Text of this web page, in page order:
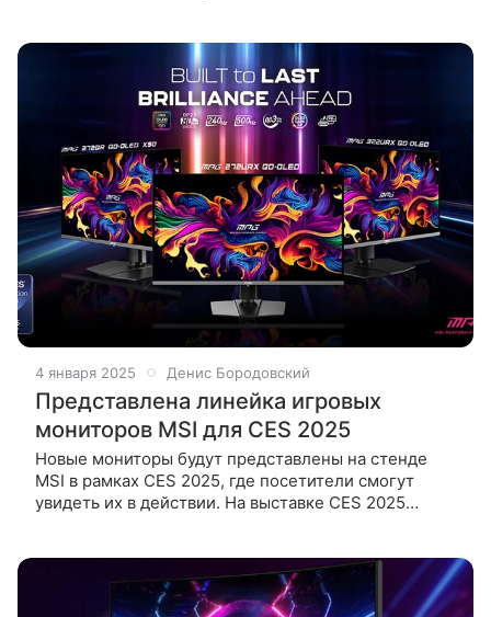
4 января 2025 Денис Бородовский
Представлена ​​линейка игровых
мониторов MSI для CES 2025
Новые мониторы будут представлены на стенде
MSI в рамках CES 2025, где посетители смогут
увидеть их в действии. На выставке CES 2025